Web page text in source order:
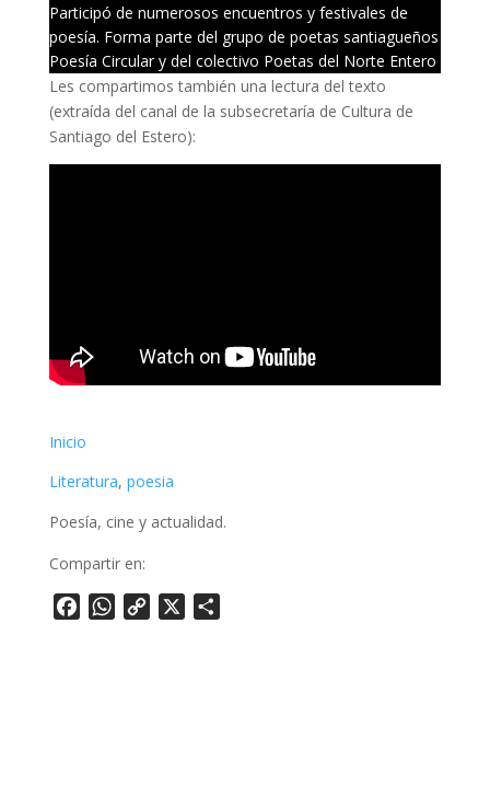
Participó de numerosos encuentros y festivales de
poesía. Forma parte del grupo de poetas santiagueños
Poesía Circular y del colectivo Poetas del Norte Entero
Les compartimos también una lectura del texto
(extraída del canal de la subsecretaría de Cultura de
Santiago del Estero):
Inicio
Literatura, poesia
Poesía, cine y actualidad.
Compartir en:
FacebookWhatsApp
Copy